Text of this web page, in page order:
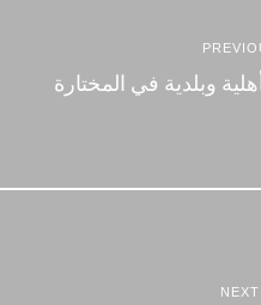
وبلدية في المختارة